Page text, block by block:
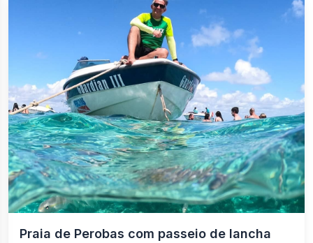
Praia de Perobas com passeio de lancha